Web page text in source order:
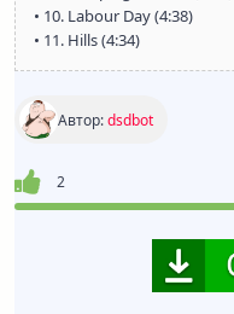
• 10. Labour Day (4:38)
• 11. Hills (4:34)
Автор:dsdbot
2